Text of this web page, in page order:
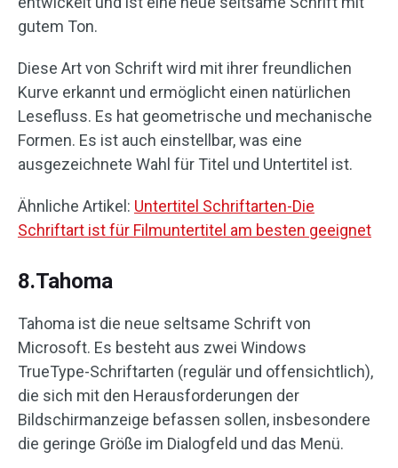
gutem Ton.
Diese Art von Schrift wird mit ihrer freundlichen
Kurve erkannt und ermöglicht einen natürlichen
Lesefluss. Es hat geometrische und mechanische
Formen. Es ist auch einstellbar, was eine
ausgezeichnete Wahl für Titel und Untertitel ist.
Ähnliche Artikel: Untertitel Schriftarten-Die
Schriftart ist für Filmuntertitel am besten geeignet
8.Tahoma
Tahoma ist die neue seltsame Schrift von
Microsoft. Es besteht aus zwei Windows
TrueType-Schriftarten (regulär und offensichtlich),
die sich mit den Herausforderungen der
Bildschirmanzeige befassen sollen, insbesondere
die geringe Größe im Dialogfeld und das Menü.